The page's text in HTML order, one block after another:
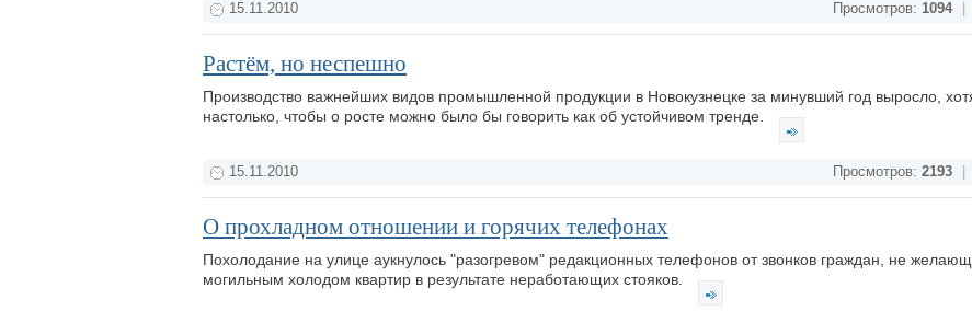
15.11.2010 Просмотров: 1094
Растём, но неспешно
Производство важнейших видов промышленной продукции в Новокузнецке за минувший год выросло,
настолько, чтобы о росте можно было бы говорить как об устойчивом тренде.
15.11.2010 Просмотров: 2193
О прохладном отношении и горячих телефонах
Похолодание на улице аукнулось "разогревом" редакционных телефонов от звонков граждан, не
могильным холодом квартир в результате неработающих стояков.